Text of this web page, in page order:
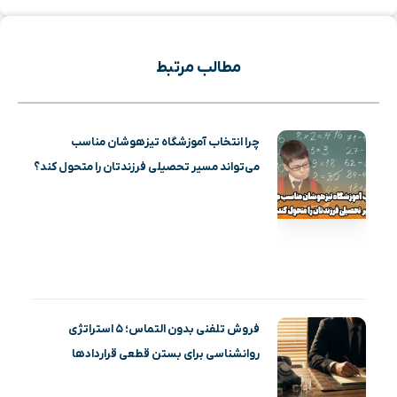
مطالب مرتبط
چرا انتخاب آموزشگاه تیزهوشان مناسب
می‌تواند مسیر تحصیلی فرزندتان را متحول کند؟
فروش تلفنی بدون التماس؛ ۵ استراتژی
روانشناسی برای بستن قطعی قراردادها